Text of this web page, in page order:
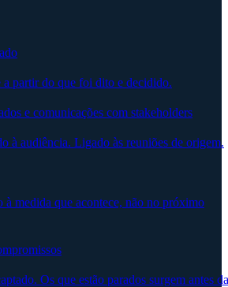
a partir do que foi dito e decidido.
e comunicações com stakeholders
à audiência. Ligado às reuniões de origem.
à medida que acontece, não no próximo
Os que estão parados surgem antes da